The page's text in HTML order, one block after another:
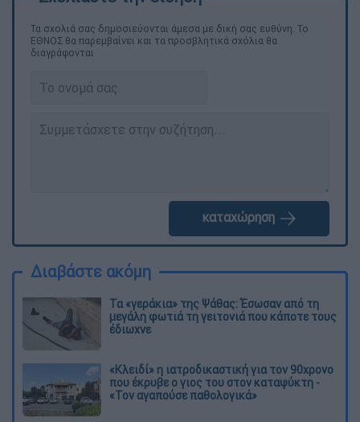
Τα σχολιά σας δημοσιεύονται άμεσα με δική σας ευθύνη. Το
ΕΘΝΟΣ θα παρεμβαίνει και τα προσβλητικά σχόλια θα
διαγράφονται
καταχώρηση
Διαβάστε ακόμη
Τα «γεράκια» της Ψάθας: Έσωσαν από τη
μεγάλη φωτιά τη γειτονιά που κάποτε τους
έδιωχνε
«Κλειδί» η ιατροδικαστική για τον 90χρονο
που έκρυβε ο γιος του στον καταψύκτη -
«Τον αγαπούσε παθολογικά»